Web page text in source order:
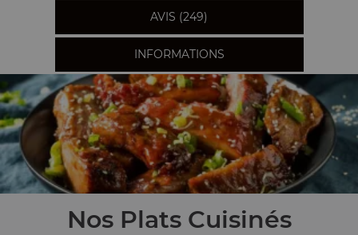
AVIS (249)
INFORMATIONS
Nos Plats Cuisinés